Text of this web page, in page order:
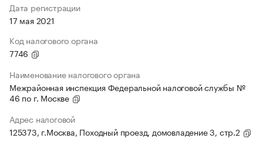
Дата регистрации
17 мая 2021
Код налогового органа
7746
Наименование налогового органа
Межрайонная инспекция Федеральной налоговой службы №
46 по г. Москве
Адрес налоговой
125373, г.Москва, Походный проезд, домовладение 3, стр.2